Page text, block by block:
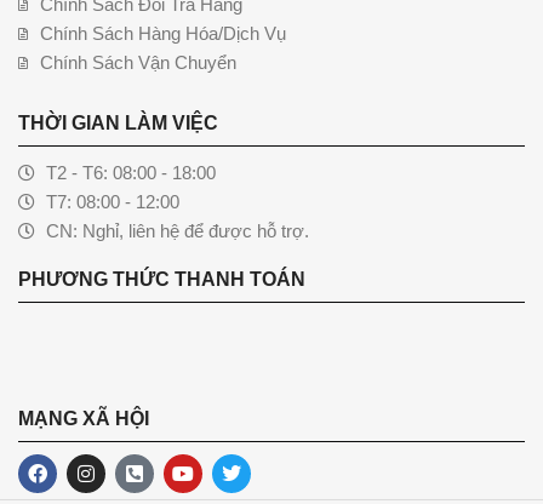
Chính Sách Đổi Trả Hàng
Chính Sách Hàng Hóa/Dịch Vụ
Chính Sách Vận Chuyển
THỜI GIAN LÀM VIỆC
T2 - T6: 08:00 - 18:00
T7: 08:00 - 12:00
CN: Nghỉ, liên hệ để được hỗ trợ.
PHƯƠNG THỨC THANH TOÁN
MẠNG XÃ HỘI